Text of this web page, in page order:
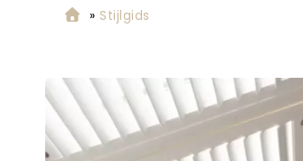
» Stijlgids